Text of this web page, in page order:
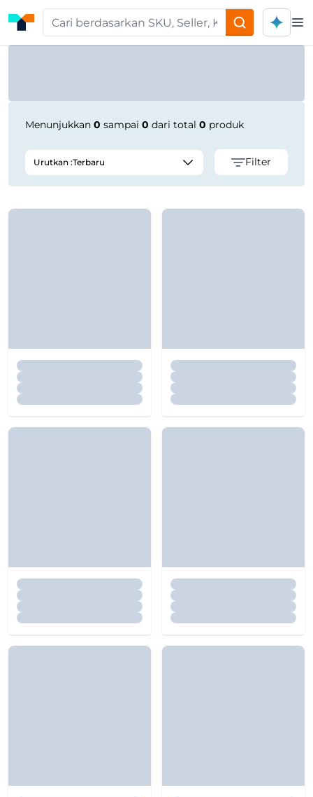
Menunjukkan 0 sampai 0 dari total 0 produk
Urutkan :Terbaru Filter